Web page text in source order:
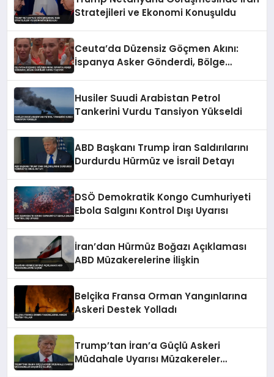
Stratejileri ve Ekonomi Konuşuldu
Ceuta’da Düzensiz Göçmen Akını:
İspanya Asker Gönderdi, Bölge
Husiler Suudi Arabistan Petrol
Tankerini Vurdu Tansiyon Yükseldi
ABD Başkanı Trump İran Saldırılarını
Durdurdu Hürmüz ve İsrail Detayı
DSÖ Demokratik Kongo Cumhuriyeti
Ebola Salgını Kontrol Dışı Uyarısı
İran’dan Hürmüz Boğazı Açıklaması
ABD Müzakerelerine İlişkin
Belçika Fransa Orman Yangınlarına
Askeri Destek Yolladı
Trump’tan İran’a Güçlü Askeri
Müdahale Uyarısı Müzakereler